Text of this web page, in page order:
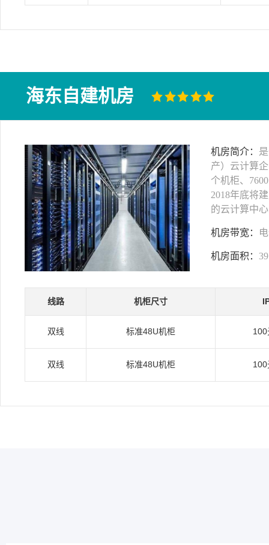
海东自建机房
机房简介：
产）云计算
个机柜、
2018年底将
的云计算中
机房带宽：
机房面积：
线路 机柜尺寸
双线 标准48U机柜 100
双线 标准48U机柜 100